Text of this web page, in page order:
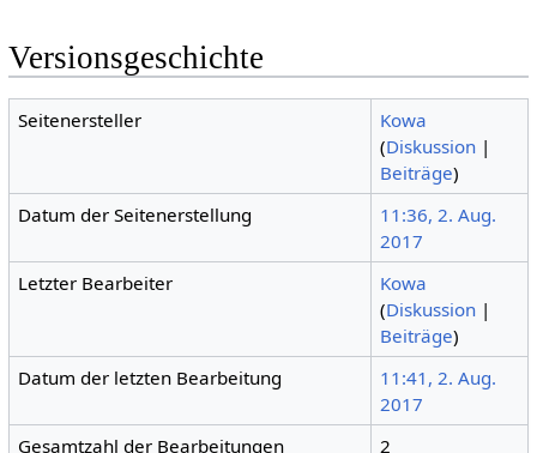
Versionsgeschichte
Seitenersteller
Kowa
(Diskussion |
Beiträge)
Datum der Seitenerstellung
11:36, 2. Aug.
2017
Letzter Bearbeiter
Kowa
(Diskussion |
Beiträge)
Datum der letzten Bearbeitung
11:41, 2. Aug.
2017
Gesamtzahl der Bearbeitungen
2